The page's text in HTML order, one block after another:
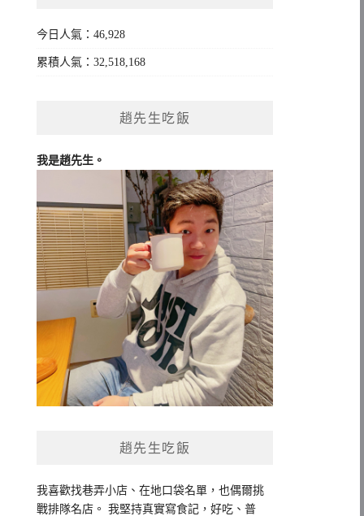
今日人氣：46,928
累積人氣：32,518,168
趙先生吃飯
我是趙先生。
趙先生吃飯
我喜歡找巷弄小店、在地口袋名單，也偶爾挑
戰排隊名店。 我堅持真實寫食記，好吃、普